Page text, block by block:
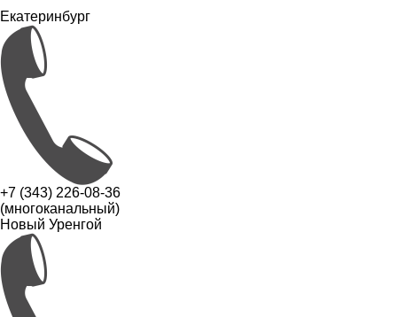
Екатеринбург
+7 (343) 226-08-36
(многоканальный)
Новый Уренгой